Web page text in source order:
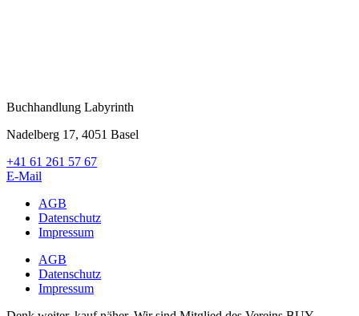
Buchhandlung Labyrinth
Nadelberg 17, 4051 Basel
+41 61 261 57 67
E-Mail
AGB
Datenschutz
Impressum
AGB
Datenschutz
Impressum